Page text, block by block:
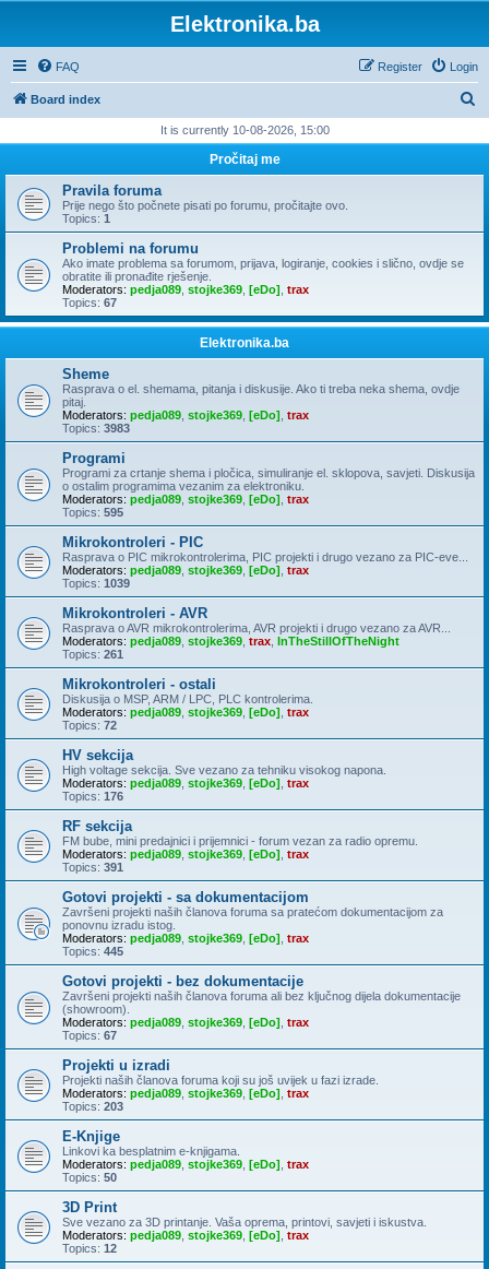
Elektronika.ba
FAQ Login
Register
Board index
r
h
It is currently 10-08-2026, 15:00
Pročitaj me
Pravila foruma
Prije nego što počnete pisati po forumu, pročitajte ovo.
Topics: 1
Problemi na forumu
Ako imate problema sa forumom, prijava, logiranje, cookies i slično, ovdje se
obratite ili pronađite rješenje.
Moderators: pedja089 stojke369 [eDo] trax
Topics: 67
Elektronika.ba
Sheme
Rasprava o el. shemama, pitanja i diskusije. Ako ti treba neka shema, ovdje
pitaj.
Moderators: pedja089 stojke369 [eDo] trax
Topics: 3983
Programi
Programi za crtanje shema i pločica, simuliranje el. sklopova, savjeti. Diskusija
o ostalim programima vezanim za elektroniku.
Moderators: pedja089 stojke369 [eDo] trax
Topics: 595
Mikrokontroleri - PIC
Rasprava o PIC mikrokontrolerima, PIC projekti i drugo vezano za PIC-eve...
Moderators: pedja089 stojke369 [eDo] trax
Topics: 1039
Mikrokontroleri - AVR
Rasprava o AVR mikrokontrolerima, AVR projekti i drugo vezano za AVR...
Moderators: pedja089 stojke369 trax InTheStillOfTheNight
Topics: 261
Mikrokontroleri - ostali
Diskusija o MSP, ARM / LPC, PLC kontrolerima.
Moderators: pedja089 stojke369 [eDo] trax
Topics: 72
HV sekcija
High voltage sekcija. Sve vezano za tehniku visokog napona.
Moderators: pedja089 stojke369 [eDo] trax
Topics: 176
RF sekcija
FM bube, mini predajnici i prijemnici - forum vezan za radio opremu.
Moderators: pedja089 stojke369 [eDo] trax
Topics: 391
Gotovi projekti - sa dokumentacijom
Završeni projekti naših članova foruma sa pratećom dokumentacijom za
ponovnu izradu istog.
Moderators: pedja089 stojke369 [eDo] trax
Topics: 445
Gotovi projekti - bez dokumentacije
Završeni projekti naših članova foruma ali bez ključnog dijela dokumentacije
(showroom).
Moderators: pedja089 stojke369 [eDo] trax
Topics: 67
Projekti u izradi
Projekti naših članova foruma koji su još uvijek u fazi izrade.
Moderators: pedja089 stojke369 [eDo] trax
Topics: 203
E-Knjige
Linkovi ka besplatnim e-knjigama.
Moderators: pedja089 stojke369 [eDo] trax
Topics: 50
3D Print
Sve vezano za 3D printanje. Vaša oprema, printovi, savjeti i iskustva.
Moderators: pedja089 stojke369 [eDo] trax
Topics: 12